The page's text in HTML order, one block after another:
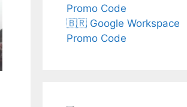
Promo Code
🇧🇷 Google Workspace
Promo Code